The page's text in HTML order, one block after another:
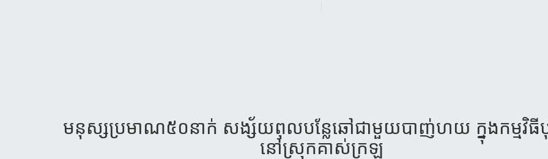
មនុស្ស​ប្រមាណ​៥០​នាក់​ សង្ស័យ​ពុល​បន្លែ​ឆៅ​ជាមួយ​បាញ់​ហយ​ ក្នុង​កម្ម​វិ
នៅ​ស្រុក​គាស់​ក្រឡ​